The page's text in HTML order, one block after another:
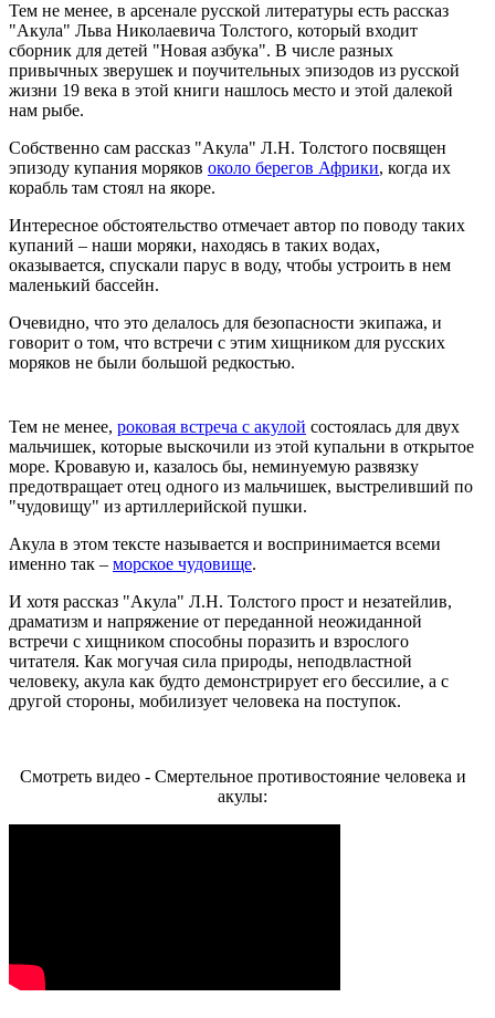
Тем не менее, в арсенале русской литературы есть рассказ
"Акула" Льва Николаевича Толстого, который входит
сборник для детей "Новая азбука". В числе разных
привычных зверушек и поучительных эпизодов из русской
жизни 19 века в этой книги нашлось место и этой далекой
нам рыбе.
Собственно сам рассказ "Акула" Л.Н. Толстого посвящен
эпизоду купания моряков около берегов Африки, когда их
корабль там стоял на якоре.
Интересное обстоятельство отмечает автор по поводу таких
купаний – наши моряки, находясь в таких водах,
оказывается, спускали парус в воду, чтобы устроить в нем
маленький бассейн.
Очевидно, что это делалось для безопасности экипажа, и
говорит о том, что встречи с этим хищником для русских
моряков не были большой редкостью.
Тем не менее, роковая встреча с акулой состоялась для двух
мальчишек, которые выскочили из этой купальни в открытое
море. Кровавую и, казалось бы, неминуемую развязку
предотвращает отец одного из мальчишек, выстреливший по
"чудовищу" из артиллерийской пушки.
Акула в этом тексте называется и воспринимается всеми
именно так – морское чудовище.
И хотя рассказ "Акула" Л.Н. Толстого прост и незатейлив,
драматизм и напряжение от переданной неожиданной
встречи с хищником способны поразить и взрослого
читателя. Как могучая сила природы, неподвластной
человеку, акула как будто демонстрирует его бессилие, а с
другой стороны, мобилизует человека на поступок.
Смотреть видео - Смертельное противостояние человека и
акулы: